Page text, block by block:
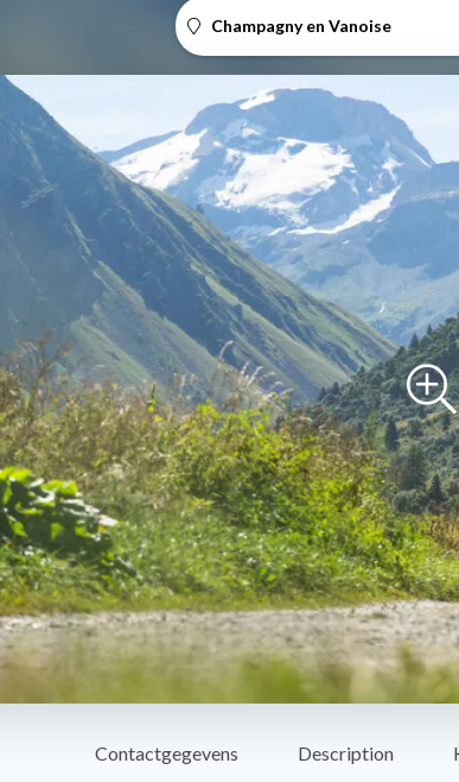
Champagny en Vanoise
Contactgegevens Description